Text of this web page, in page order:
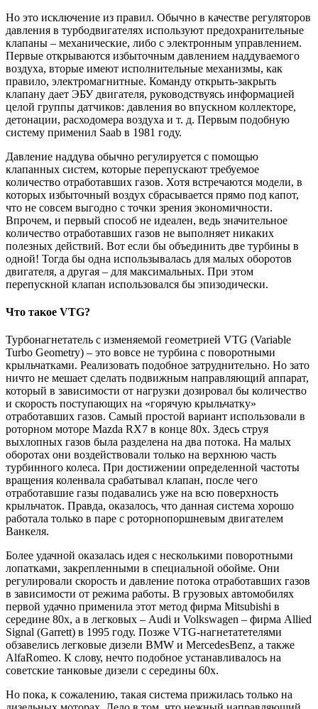
Но это исключение из правил. Обычно в качестве регуляторов
давления в турбодвигателях используют предохранительные
клапаны – механические, либо с электронным управлением.
Первые открываются избыточным давлением наддуваемого
воздуха, вторые имеют исполнительные механизмы, как
правило, электромагнитные. Команду открыть-закрыть
клапану дает ЭБУ двигателя, руководствуясь информацией
целой группы датчиков: давления во впускном коллекторе,
детонации, расходомера воздуха и т. д. Первым подобную
систему применил Saab в 1981 году.
Давление наддува обычно регулируется с помощью
клапанных систем, которые перепускают требуемое
количество отработавших газов. Хотя встречаются модели, в
которых избыточный воздух сбрасывается прямо под капот,
что не совсем выгодно с точки зрения экономичности.
Впрочем, и первый способ не идеален, ведь значительное
количество отработавших газов не выполняет никаких
полезных действий. Вот если бы объединить две турбины в
одной! Тогда бы одна использывалась для малых оборотов
двигателя, а другая – для максимальных. При этом
перепускной клапан использовался бы эпизодически.
Что такое VTG?
Турбонагнетатель с изменяемой геометрией VTG (Variable
Turbo Geometry) – это вовсе не турбина с поворотными
крыльчатками. Реализовать подобное затруднительно. Но зато
ничто не мешает сделать подвижным направляющий аппарат,
который в зависимости от нагрузки дозировал бы количество
и скорость поступающих на «горячую крыльчатку»
отработавших газов. Самый простой вариант использовали в
роторном моторе Mazda RX7 в конце 80х. Здесь струя
выхлопных газов была разделена на два потока. На малых
оборотах они воздействовали только на верхнюю часть
турбинного колеса. При достижении определенной частоты
вращения коленвала срабатывал клапан, после чего
отработавшие газы подавались уже на всю поверхность
крыльчаток. Правда, оказалось, что данная система хорошо
работала только в паре с роторнопоршневым двигателем
Ванкеля.
Более удачной оказалась идея с несколькими поворотными
лопатками, закрепленными в специальной обойме. Они
регулировали скорость и давление потока отработавших газов
в зависимости от режима работы. В грузовых автомобилях
первой удачно применила этот метод фирма Mitsubishi в
середине 80х, а в легковых – Audi и Volkswagen – фирма Allied
Signal (Garrett) в 1995 году. Позже VTG-нагнетатетелями
обзавелись легковые дизели BMW и MercedesBenz, а также
AlfaRomeo. К слову, нечто подобное устанавливалось на
советские танковые дизели с середины 60х.
Но пока, к сожалению, такая система прижилась только на